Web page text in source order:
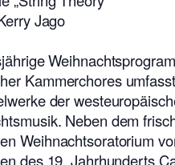
Jago
Kammerchores
der
Neben dem
Weihnachtsoratorium
des 19. Jahrhunderts